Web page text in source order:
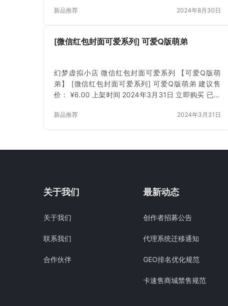
新品推荐 2024年8月30日
[微信红包封面可爱系列] 可爱Q版萌弟
幻梦虚拟小店 微信红包封面可爱系列 【可爱Q版萌
弟】 [微信红包封面可爱系列] 可爱Q版萌弟 建议售
价： ¥6.00 上架时间 2024年3月31日 立即购买 已付
新品推荐 2024年3月31日
关于我们
关于我们
联系我们
合作伙伴
最新动态
创作者招募公告
代理系统迁移通知
GEO排名优化规范
卡速售商城禁售规范